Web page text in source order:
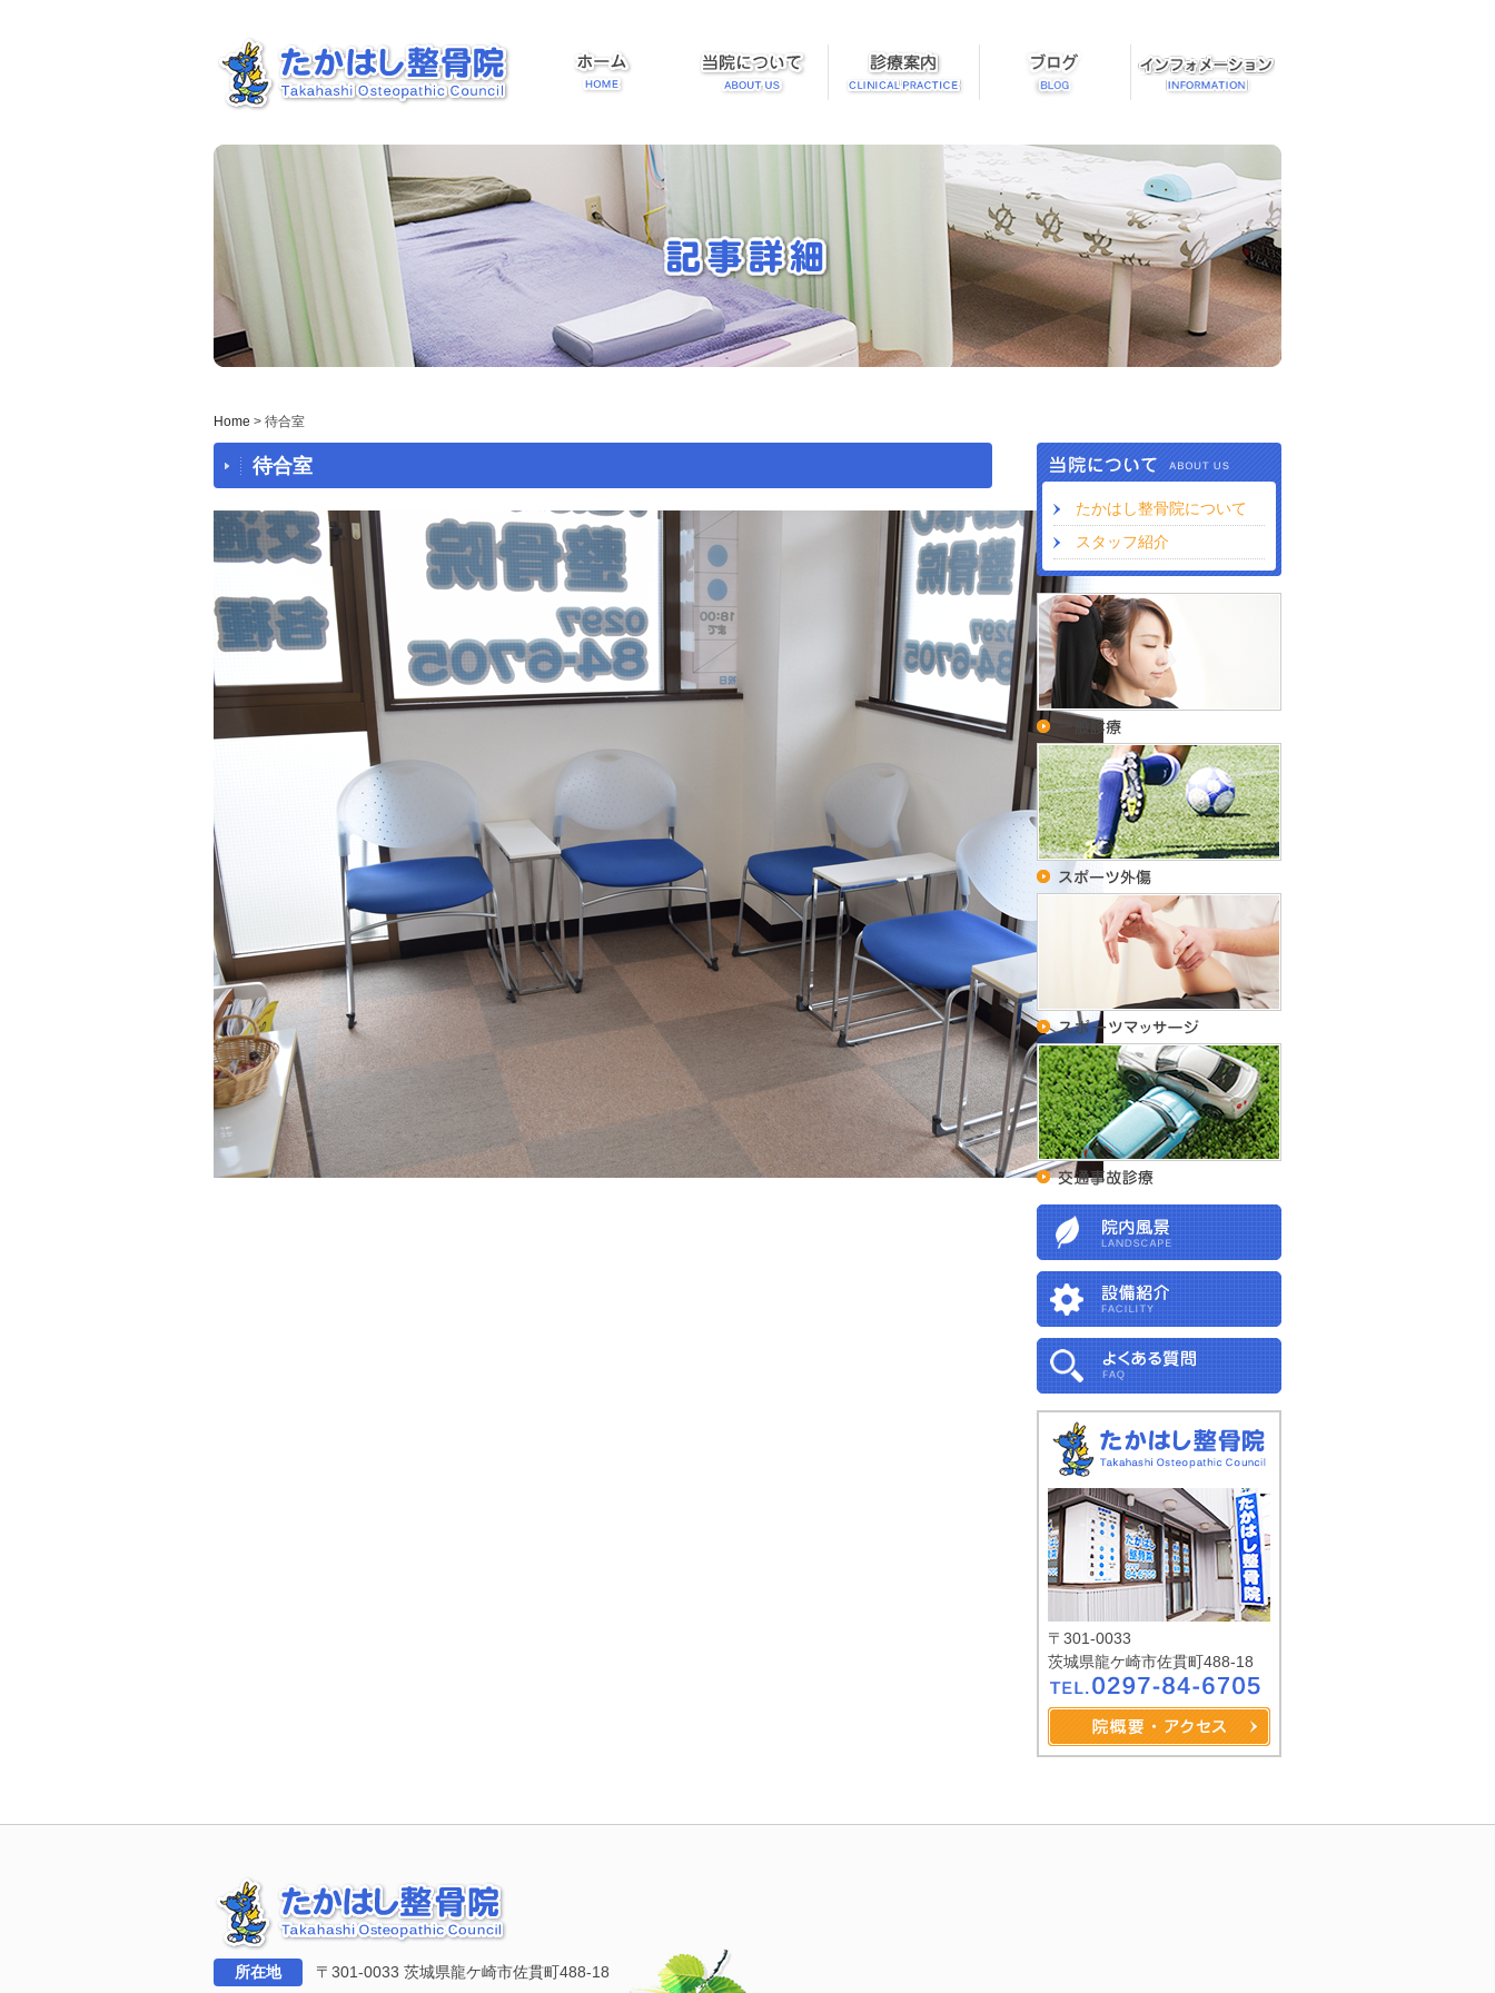
Home > 待合室
待合室
たかはし整骨院について
スタッフ紹介
〒301-0033
茨城県龍ケ崎市佐貫町488-18
所在地 〒301-0033 茨城県龍ケ崎市佐貫町488-18